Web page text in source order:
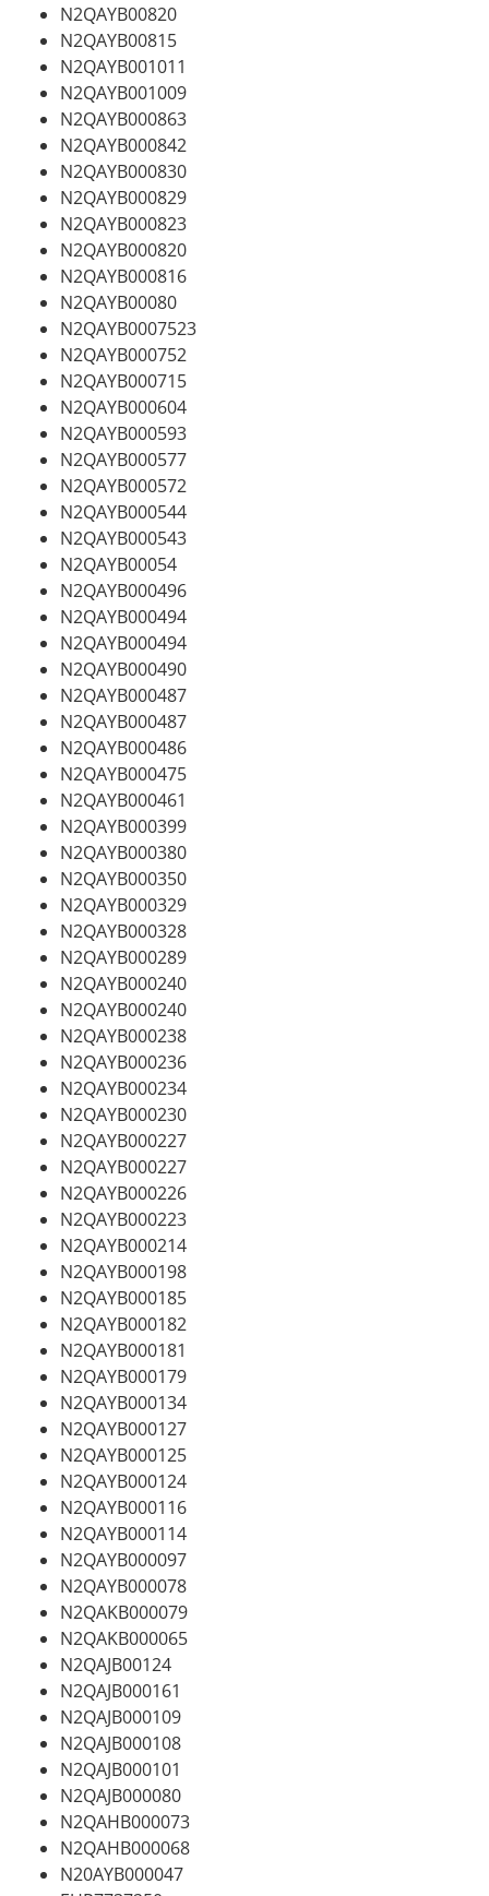
N2QAYB00820
N2QAYB00815
N2QAYB001011
N2QAYB001009
N2QAYB000863
N2QAYB000842
N2QAYB000830
N2QAYB000829
N2QAYB000823
N2QAYB000820
N2QAYB000816
N2QAYB00080
N2QAYB0007523
N2QAYB000752
N2QAYB000715
N2QAYB000604
N2QAYB000593
N2QAYB000577
N2QAYB000572
N2QAYB000544
N2QAYB000543
N2QAYB00054
N2QAYB000496
N2QAYB000494
N2QAYB000494
N2QAYB000490
N2QAYB000487
N2QAYB000487
N2QAYB000486
N2QAYB000475
N2QAYB000461
N2QAYB000399
N2QAYB000380
N2QAYB000350
N2QAYB000329
N2QAYB000328
N2QAYB000289
N2QAYB000240
N2QAYB000240
N2QAYB000238
N2QAYB000236
N2QAYB000234
N2QAYB000230
N2QAYB000227
N2QAYB000227
N2QAYB000226
N2QAYB000223
N2QAYB000214
N2QAYB000198
N2QAYB000185
N2QAYB000182
N2QAYB000181
N2QAYB000179
N2QAYB000134
N2QAYB000127
N2QAYB000125
N2QAYB000124
N2QAYB000116
N2QAYB000114
N2QAYB000097
N2QAYB000078
N2QAKB000079
N2QAKB000065
N2QAJB00124
N2QAJB000161
N2QAJB000109
N2QAJB000108
N2QAJB000101
N2QAJB000080
N2QAHB000073
N2QAHB000068
N20AYB000047